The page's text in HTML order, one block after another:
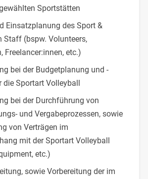
Sportstätten
Einsatzplanung des Sport &
Staff (bspw. Volunteers,
Freelancer:innen, etc.)
bei der Budgetplanung und -
die Sportart Volleyball
bei der Durchführung von
und Vergabeprozessen, sowie
von Verträgen im
mit der Sportart Volleyball
etc.)
sowie Vorbereitung der im